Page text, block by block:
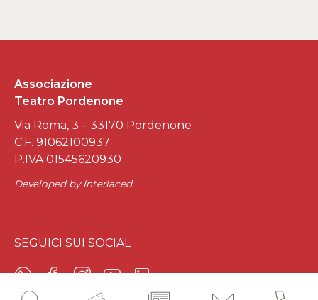
Associazione
Teatro Pordenone
Via Roma, 3 – 33170 Pordenone
C.F. 91062100937
P.IVA 01545620930
Developed by Interlaced
SEGUICI SUI SOCIAL